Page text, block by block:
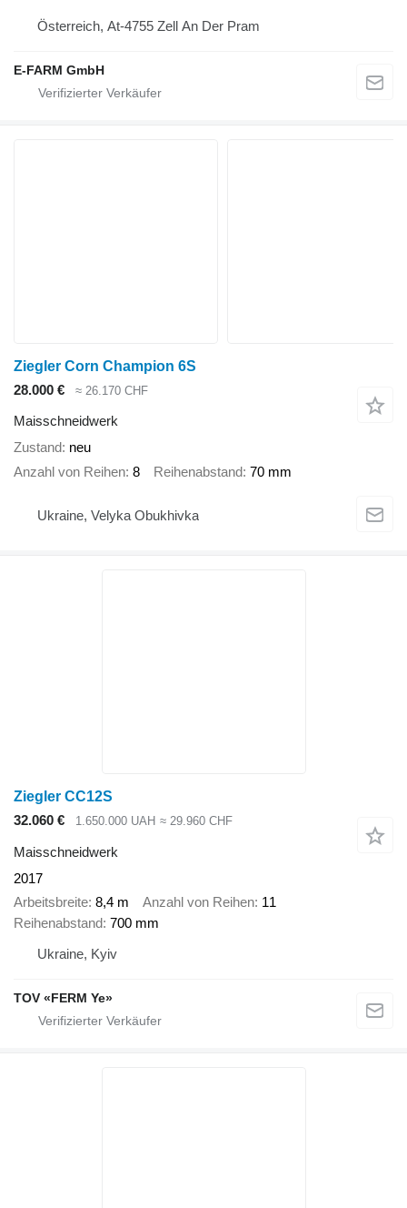
Österreich, At-4755 Zell An Der Pram
E-FARM GmbH
Ziegler Corn Champion 6S
28.000 €
≈ 26.170 CHF
Maisschneidwerk
Zustand neu
Anzahl von Reihen 8 Reihenabstand 70 mm
Ukraine, Velyka Obukhivka
Ziegler CC12S
32.060 €
1.650.000 UAH ≈ 29.960 CHF
Maisschneidwerk
2017
Arbeitsbreite 8,4 m Anzahl von Reihen 11
Reihenabstand 700 mm
Ukraine, Kyiv
TOV «FERM Ye»